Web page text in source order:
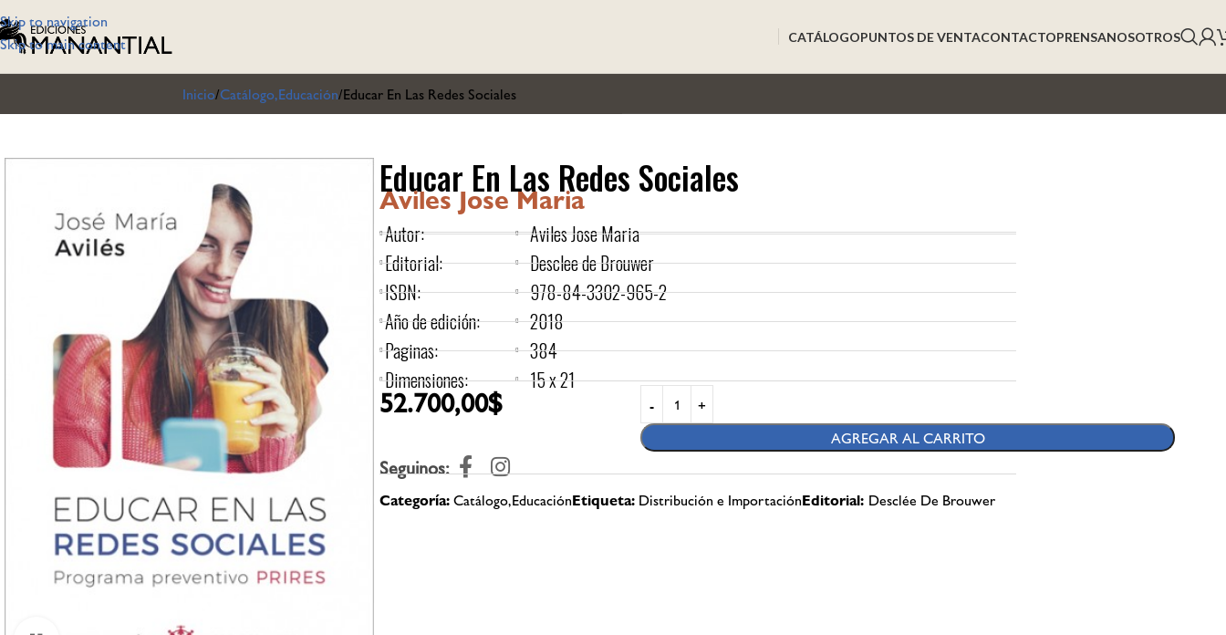
Skip to navigation
Skip to main content
CATÁLOGOPUNTOS DE VENTACONTACTOPRENSANOSOTROS
Inicio Catálogo,Educación Educar En Las Redes Sociales
Educar En Las Redes Sociales
Aviles Jose Maria
Autor:
Editorial:
ISBN:
Año de edición:
Paginas:
Dimensiones:
Aviles Jose Maria
Desclee de Brouwer
978-84-3302-965-2
2018
384
15 x 21
52.700,00$
AGREGAR AL CARRITO
Seguinos:
Categoría:Catálogo,EducaciónEtiqueta: Distribución e ImportaciónEditorial: Desclée De Brouwer